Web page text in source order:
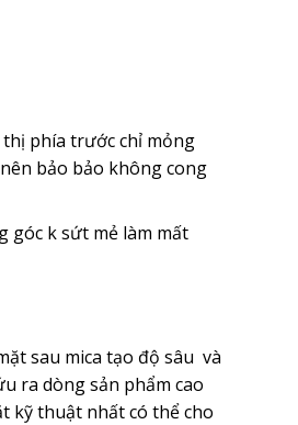
phía trước chỉ mỏng
bảo bảo không cong
góc k sứt mẻ làm mất
sau mica tạo độ sâu và
ra dòng sản phẩm cao
kỹ thuật nhất có thể cho